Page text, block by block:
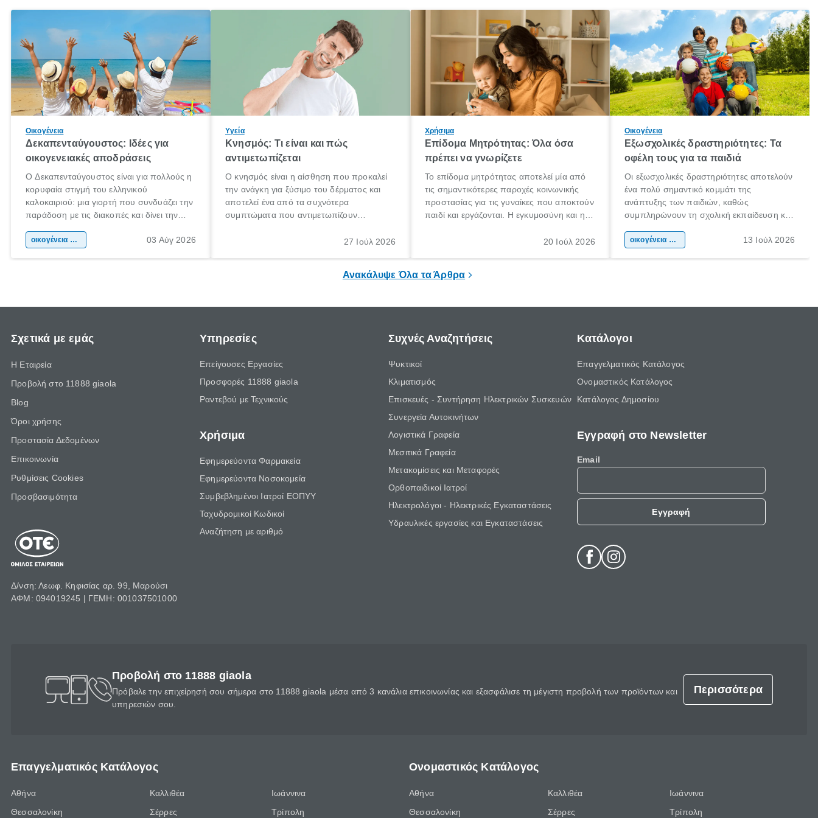
Οικογένεια
Δεκαπενταύγουστος: Ιδέες για
οικογενειακές αποδράσεις
Ο Δεκαπενταύγουστος είναι για πολλούς η
κορυφαία στιγμή του ελληνικού
καλοκαιριού: μια γιορτή που συνδυάζει την
παράδοση με τις διακοπές και δίνει την
χώρας. Είτε πρόκειται για λίγες μέρες
οικογένεια & παιδί 03 Αύγ 2026
Υγεία
Κνησμός: Τι είναι και πώς
αντιμετωπίζεται
Ο κνησμός είναι η αίσθηση που προκαλεί
την ανάγκη για ξύσιμο του δέρματος και
αποτελεί ένα από τα συχνότερα
συμπτώματα που αντιμετωπίζουν
πληροφορίες για το «κνησμός τι είναι»,
27 Ιούλ 2026
Χρήσιμα
Επίδομα Μητρότητας: Όλα όσα
πρέπει να γνωρίζετε
Το επίδομα μητρότητας αποτελεί μία από
τις σημαντικότερες παροχές κοινωνικής
προστασίας για τις γυναίκες που αποκτούν
παιδί και εργάζονται. Η εγκυμοσύνη και η
σημαντική περίοδος στη ζωή κάθε20 Ιούλ 2026
Οικογένεια
Εξωσχολικές δραστηριότητες: Τα
οφέλη τους για τα παιδιά
Οι εξωσχολικές δραστηριότητες αποτελούν
ένα πολύ σημαντικό κομμάτι της
ανάπτυξης των παιδιών, καθώς
συμπληρώνουν τη σχολική εκπαίδευση και
της προσωπικότητας, της κοινωνικότητας
οικογένεια & παιδί 13 Ιούλ 2026
Ανακάλυψε Όλα τα Άρθρα
Σχετικά με εμάς
Η Εταιρεία
Προβολή στο 11888 giaola
Blog
Όροι χρήσης
Προστασία Δεδομένων
Επικοινωνία
Ρυθμίσεις Cookies
Προσβασιμότητα
Δ/νση: Λεωφ. Κηφισίας αρ. 99, Μαρούσι
ΑΦΜ: 094019245 | ΓΕΜΗ: 001037501000
Υπηρεσίες
Επείγουσες Εργασίες
Προσφορές 11888 giaola
Ραντεβού με Τεχνικούς
Χρήσιμα
Εφημερεύοντα Φαρμακεία
Εφημερεύοντα Νοσοκομεία
Συμβεβλημένοι Ιατροί ΕΟΠΥΥ
Ταχυδρομικοί Κωδικοί
Αναζήτηση με αριθμό
Συχνές Αναζητήσεις
Ψυκτικοί
Κλιματισμός
Επισκευές - Συντήρηση Ηλεκτρικών Συσκευών
Συνεργεία Αυτοκινήτων
Λογιστικά Γραφεία
Μεσιτικά Γραφεία
Μετακομίσεις και Μεταφορές
Ορθοπαιδικοί Ιατροί
Ηλεκτρολόγοι - Ηλεκτρικές Εγκαταστάσεις
Υδραυλικές εργασίες και Εγκαταστάσεις
Κατάλογοι
Επαγγελματικός Κατάλογος
Ονομαστικός Κατάλογος
Κατάλογος Δημοσίου
Εγγραφή στο Newsletter
Email
Εγγραφή
Προβολή στο 11888 giaola
Πρόβαλε την επιχείρησή σου σήμερα στο 11888 giaola μέσα από 3 κανάλια επικοινωνίας και εξασφάλισε τη μέγιστη προβολή των προϊόντων και
υπηρεσιών σου.
Περισσότερα
Επαγγελματικός Κατάλογος
Αθήνα
Θεσσαλονίκη
Καλλιθέα
Σέρρες
Ιωάννινα
Τρίπολη
Ονομαστικός Κατάλογος
Αθήνα
Θεσσαλονίκη
Καλλιθέα
Σέρρες
Ιωάννινα
Τρίπολη